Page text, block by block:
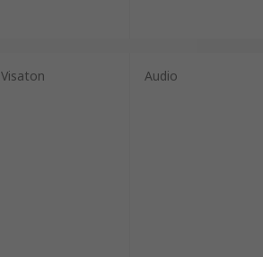
Visaton Audio